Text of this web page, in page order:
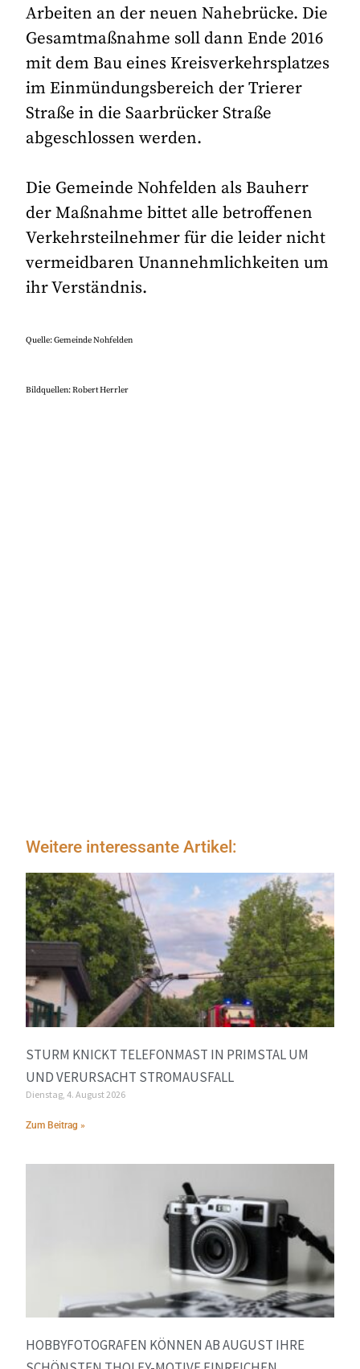
Arbeiten an der neuen Nahebrücke. Die
Gesamtmaßnahme soll dann Ende 2016
mit dem Bau eines Kreisverkehrsplatzes
im Einmündungsbereich der Trierer
Straße in die Saarbrücker Straße
abgeschlossen werden.
Die Gemeinde Nohfelden als Bauherr
der Maßnahme bittet alle betroffenen
Verkehrsteilnehmer für die leider nicht
vermeidbaren Unannehmlichkeiten um
ihr Verständnis.
Quelle: Gemeinde Nohfelden
Bildquellen: Robert Herrler
Weitere interessante Artikel:
STURM KNICKT TELEFONMAST IN PRIMSTAL UM
UND VERURSACHT STROMAUSFALL
Dienstag, 4. August 2026
Zum Beitrag »
HOBBYFOTOGRAFEN KÖNNEN AB AUGUST IHRE